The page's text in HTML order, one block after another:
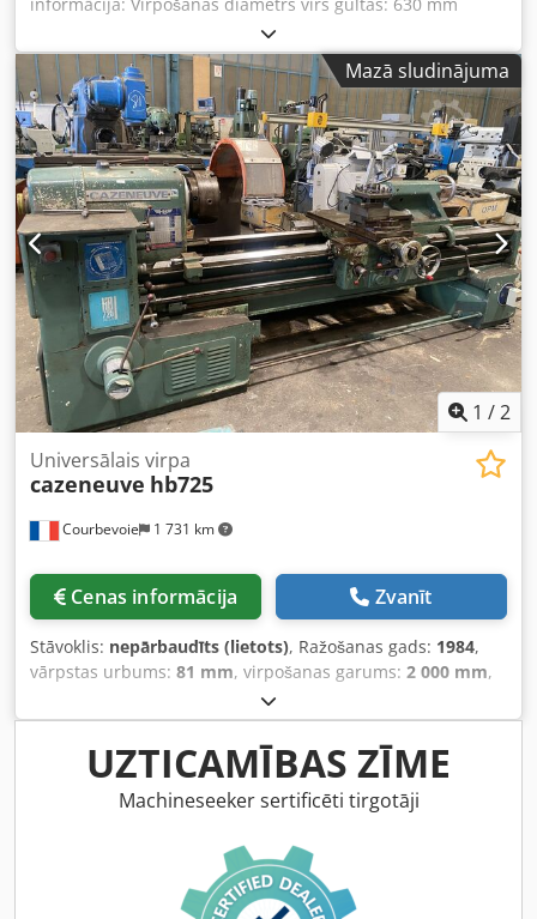
Virpošanas diametrs virs atbalsta: 320 mm Virpošanas
garums: 2800 mm Attālums starp centriem: 2800 mm
Virpošanas diametrs krāpē: 700 mm Krāpmes garums: 450
mm Galvenās vārpstas urbuma diametrs: 70 mm Aparāta
svars apmēram: 4,4 t Aparāta izmēri apm. GxPxA: 4,7 x 1,5
x 1,5 m Dedpfju Ix A Eox Ab Tock Iespējama vītņgriešana
Piederumi: 4-žokļu patrona dažādas centri Zobrati Žokļi un
sīkas detaļas Papildu balsts (Lynette)
Mazā sludinājuma
1 /2
Courbevoie 1 731 km
Universālais virpa
cazeneuve hb725
Cenas informācija Zvanīt
Stāvoklis: nepārbaudīts (lietots), Ražošanas gads: 1984,
vārpstas urbums: 81 mm, virpošanas garums: 2 000 mm,
izmērs 2000 x 725 mm diametrs uz šķērsvirziena vadotnes
400 mm vārpstas iekšējais diametrs 81 mm Dcedpfx
Aezpza Iob Tok svars 3100 kg
UZTICAMĪBAS ZĪME
Machineseeker sertificēti tirgotāji